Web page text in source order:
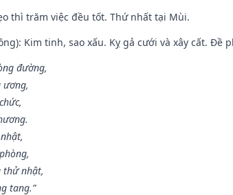
thì trăm việc đều tốt. Thứ nhất tại Mùi.
Kim tinh, sao xấu. Kỵ gả cưới và xây cất. Đề
đường,
ương,
thử nhật,
tang.”